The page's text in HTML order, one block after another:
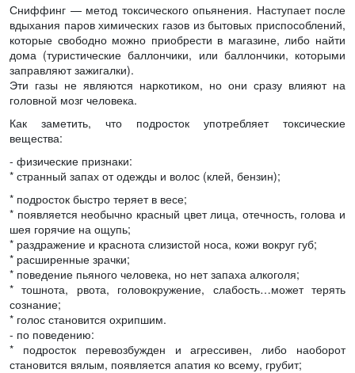
Сниффинг — метод токсического опьянения. Наступает после
вдыхания паров химических газов из бытовых приспособлений,
которые свободно можно приобрести в магазине, либо найти
дома (туристические баллончики, или баллончики, которыми
заправляют зажигалки).
Эти газы не являются наркотиком, но они сразу влияют на
головной мозг человека.
Как заметить, что подросток употребляет токсические
вещества:
- физические признаки:
* странный запах от одежды и волос (клей, бензин);
* подросток быстро теряет в весе;
* появляется необычно красный цвет лица, отечность, голова и
шея горячие на ощупь;
* раздражение и краснота слизистой носа, кожи вокруг губ;
* расширенные зрачки;
* поведение пьяного человека, но нет запаха алкоголя;
* тошнота, рвота, головокружение, слабость…может терять
сознание;
* голос становится охрипшим.
- по поведению:
* подросток перевозбужден и агрессивен, либо наоборот
становится вялым, появляется апатия ко всему, грубит;